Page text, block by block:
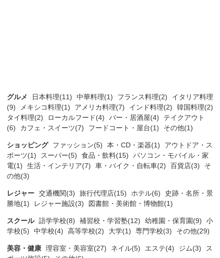
グルメ 日本料理(11) 中華料理(1) フランス料理(2)
イタリア料理
(9)
メキシコ料理(1) アメリカ料理(7) インド料理(2)
韓国料理(2)
タイ料理(2)
ローカルフード(4) バー・居酒屋(4)
テイクアウト
(6)
カフェ・スイーツ(7) フードコート・屋台(1) その他(1)
ショッピング ファッション(5) 本・CD・楽器(1)
アウトドア・ス
ポーツ(1)
スーパー(5) 食品・飲料(15)
パソコン・モバイル・家
電(1)
生活・インテリア(7) 車・バイク・自転車(2) 百貨店(3)
そ
の他(3)
レジャー 交通機関(3) 旅行代理店(15) ホテル(6)
史跡・名所・景
勝地(1)
レジャー施設(3) 図書館・美術館・博物館(1)
スクール 語学学校(8) 補習校・学習塾(12) 幼稚園・保育園(9)
小
学校(5)
中学校(4) 高等学校(2) 大学(1) 専門学校(3) その他(29)
美容・健康 理容室・美容室(27) ネイル(5) エステ(4) ジム(3)
ス